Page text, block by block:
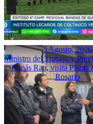
5 Agosto, 2026
Ministro del Trabajo y
Tomás Rau, visita Planta
Rosario